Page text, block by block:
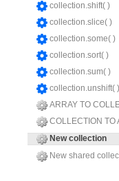
collection.shift( )
collection.slice( )
collection.some( )
collection.sort( )
collection.sum( )
collection.unshift( )
ARRAY TO
COLLECTION TO
New collection
New shared